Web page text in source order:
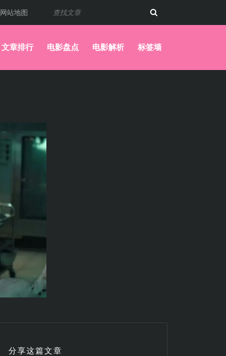
网站地图
文章排行 电影盘点 电影解析 标签墙
分享这篇文章